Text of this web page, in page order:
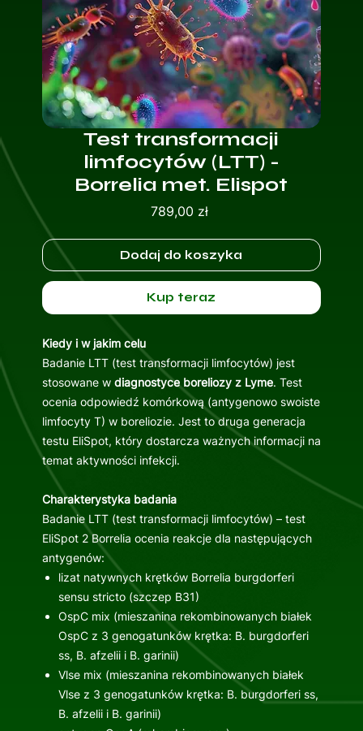
Test transformacji
limfocytów (LTT) -
Borrelia met. Elispot
789,00 złCena
Dodaj do koszyka
Kup teraz
Kiedy i w jakim celu
Badanie LTT (test transformacji limfocytów) jest
stosowane wdiagnostyce boreliozy z Lyme. Test
ocenia odpowiedź komórkową (antygenowo swoiste
limfocyty T) w boreliozie. Jest to druga generacja
testu EliSpot, który dostarcza ważnych informacji na
temat aktywności infekcji.
Charakterystyka badania
Badanie LTT (test transformacji limfocytów) – test
EliSpot 2 Borrelia ocenia reakcje dla następujących
antygenów:
lizat natywnych krętków Borrelia burgdorferi
sensu stricto (szczep B31)
OspC mix (mieszanina rekombinowanych białek
OspC z 3 genogatunków krętka: B. burgdorferi
ss, B. afzelii i B. garinii)
Vlse mix (mieszanina rekombinowanych białek
Vlse z 3 genogatunków krętka: B. burgdorferi ss,
B. afzelii i B. garinii)